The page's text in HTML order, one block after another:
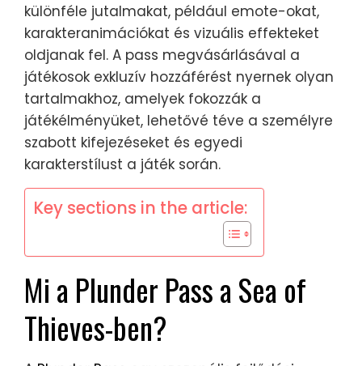
különféle jutalmakat, például emote-okat,
karakteranimációkat és vizuális effekteket
oldjanak fel. A pass megvásárlásával a
játékosok exkluzív hozzáférést nyernek olyan
tartalmakhoz, amelyek fokozzák a
játékélményüket, lehetővé téve a személyre
szabott kifejezéseket és egyedi
karakterstílust a játék során.
Key sections in the article:
Mi a Plunder Pass a Sea of
Thieves-ben?